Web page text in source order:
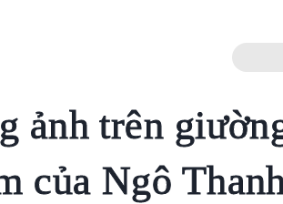
ảnh trên
của Ngô